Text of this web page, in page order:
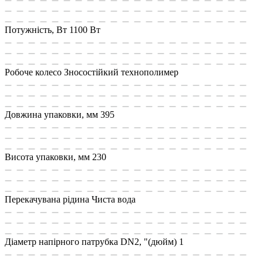
Потужність, Вт 1100 Вт
Робоче колесо Зносостійкий технополимер
Довжина упаковки, мм 395
Висота упаковки, мм 230
Перекачувана рідина Чиста вода
Діаметр напірного патрубка DN2, "(дюйм) 1